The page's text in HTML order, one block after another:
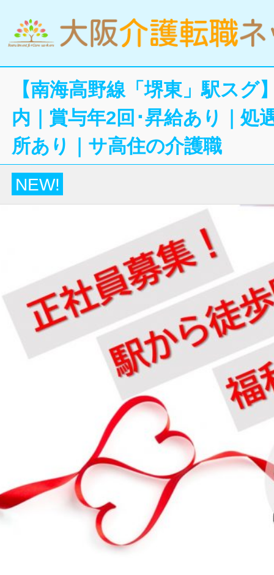
【南海高野線「堺東」駅スグ
内｜賞与年2回･昇給あり｜処
所あり｜サ高住の介護職
NEW!